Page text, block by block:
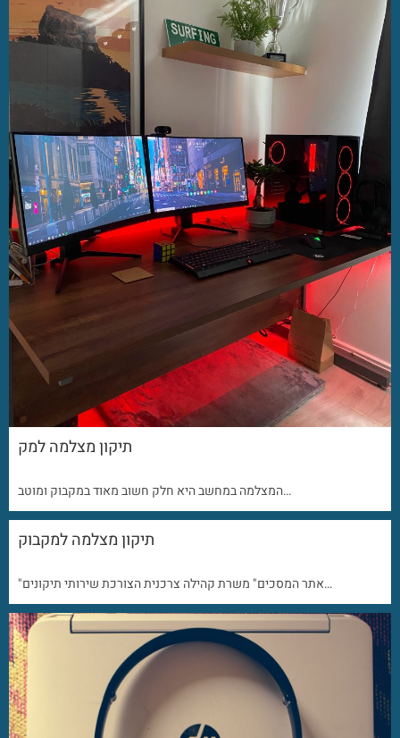
תיקון מצלמה למק
המצלמה במחשב היא חלק חשוב מאוד במקבוק ומוטב…
תיקון מצלמה למקבוק
"אתר המסכים" משרת קהילה צרכנית הצורכת שירותי תיקונים…